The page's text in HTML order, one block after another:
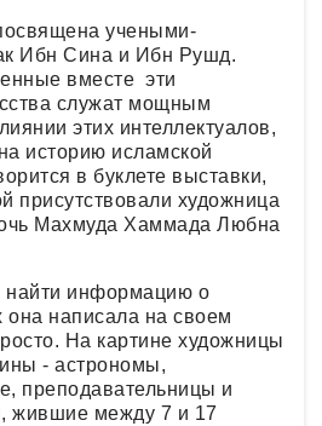
учеными-
Ибн Сина и Ибн Рушд.
вместе эти
служат мощным
этих интеллектуалов,
историю исламской
в буклете выставки,
присутствовали художница
Махмуда Хаммада Любна
найти информацию о
написала на своем
На картине художницы
- астрономы,
преподавательницы и
жившие между 7 и 17